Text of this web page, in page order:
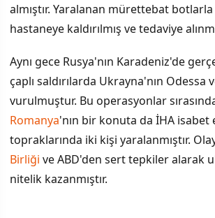
almıştır. Yaralanan mürettebat botlarla
hastaneye kaldırılmış ve tedaviye
Aynı gece Rusya'nın Karadeniz'de
çaplı saldırılarda Ukrayna'nın Odessa
vurulmuştur. Bu operasyonlar
Romanya'nın bir konuta da İHA isabet
topraklarında iki kişi yaralanmıştır.
Birliği ve ABD'den sert tepkiler alarak
nitelik kazanmıştır.